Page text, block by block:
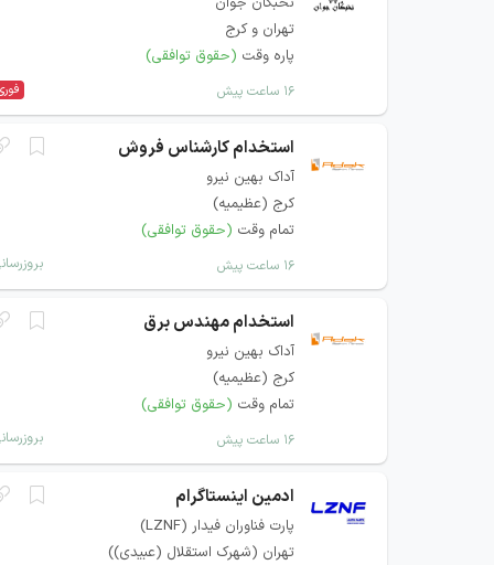
تهران و کرج
پاره وقت (حقوق توافقی)
۱۶ ساعت پیش
استخدام کارشناس فروش
آداک بهین نیرو
کرج (عظیمیه)
تمام وقت (حقوق توافقی)
۱۶ ساعت پیش
استخدام مهندس برق
آداک بهین نیرو
کرج (عظیمیه)
تمام وقت (حقوق توافقی)
۱۶ ساعت پیش
ادمین اینستاگرام
پارت فناوران فیدار (LZNF)
تهران (شهرک استقلال (عبیدی))